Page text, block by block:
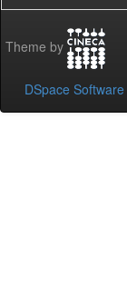
Theme by
DSpace Software